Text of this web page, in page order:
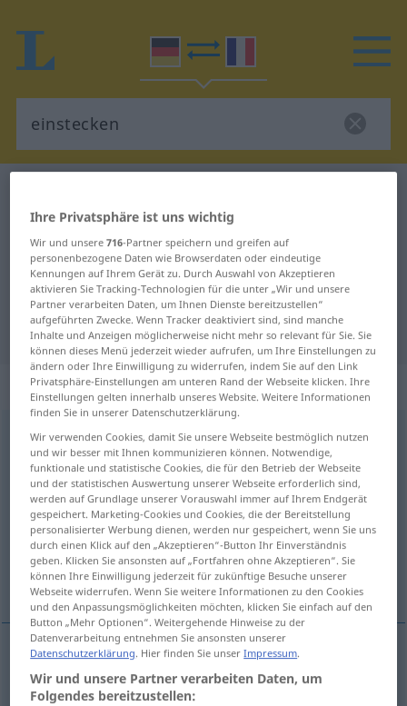
Deutsch-Französisch Übersetzung
für "einstecken"
"einstecken" Französisch
Übersetzung
„einstecken“: transitives Verb
einsteckenv/t
Übersicht aller Übersetzungen
(Für mehr Details die Übersetzung anklicken/antippen)
mettre, empocher
encaisser, empocher, avaler
mettre (dans) einstecken in +AKK
Ihre Privatsphäre ist uns wichtig
Wir und unsere716-Partner speichern und greifen auf
personenbezogene Daten wie Browserdaten oder eindeutige
Kennungen auf Ihrem Gerät zu. Durch Auswahl von Akzeptieren
aktivieren Sie Tracking-Technologien für die unter „Wir und unsere
Partner verarbeiten Daten, um Ihnen Dienste bereitzustellen“
aufgeführten Zwecke. Wenn Tracker deaktiviert sind, sind manche
Inhalte und Anzeigen möglicherweise nicht mehr so relevant für Sie. Sie
können dieses Menü jederzeit wieder aufrufen, um Ihre Einstellungen zu
ändern oder Ihre Einwilligung zu widerrufen, indem Sie auf den Link
Privatsphäre-Einstellungen am unteren Rand der Webseite klicken. Ihre
Einstellungen gelten innerhalb unseres Website. Weitere Informationen
finden Sie in unserer Datenschutzerklärung.
Wir verwenden Cookies, damit Sie unsere Webseite bestmöglich nutzen
und wir besser mit Ihnen kommunizieren können. Notwendige,
funktionale und statistische Cookies, die für den Betrieb der Webseite
und der statistischen Auswertung unserer Webseite erforderlich sind,
werden auf Grundlage unserer Vorauswahl immer auf Ihrem Endgerät
gespeichert. Marketing-Cookies und Cookies, die der Bereitstellung
personalisierter Werbung dienen, werden nur gespeichert, wenn Sie uns
durch einen Klick auf den „Akzeptieren“-Button Ihr Einverständnis
geben. Klicken Sie ansonsten auf „Fortfahren ohne Akzeptieren“. Sie
können Ihre Einwilligung jederzeit für zukünftige Besuche unserer
Webseite widerrufen. Wenn Sie weitere Informationen zu den Cookies
und den Anpassungsmöglichkeiten möchten, klicken Sie einfach auf den
Button „Mehr Optionen“. Weitergehende Hinweise zu der
Datenverarbeitung entnehmen Sie ansonsten unserer
Datenschutzerklärung. Hier finden Sie unserImpressum.
Wir und unsere Partner verarbeiten Daten, um
Folgendes bereitzustellen: